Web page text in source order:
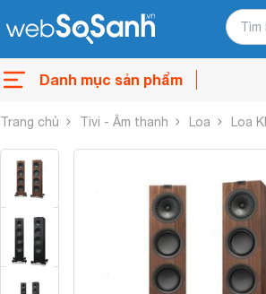
Danh mục sản phẩm
Trang chủ Tivi - Âm thanh Loa Loa